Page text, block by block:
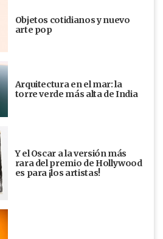
Objetos cotidianos y nuevo
arte pop
Arquitectura en el mar: la
torre verde más alta de India
Y el Oscar a la versión más
rara del premio de Hollywood
es para ¡los artistas!